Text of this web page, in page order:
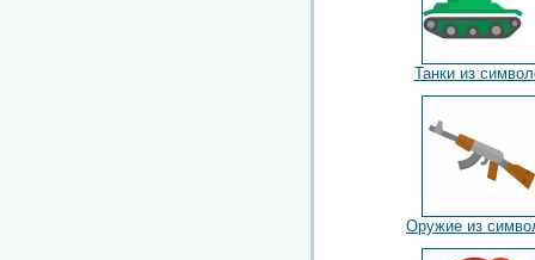
Танки из
Оружие из